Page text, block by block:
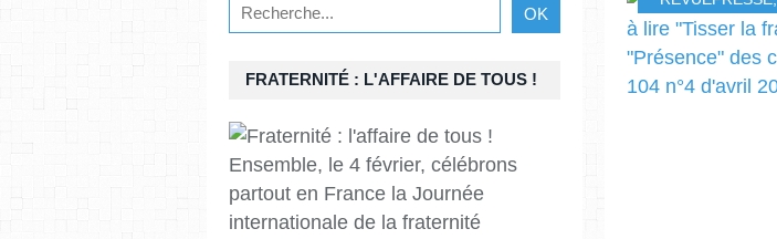
FRATERNITÉ : L'AFFAIRE DE TOUS !
Ensemble, le 4 février, célébrons
partout en France la Journée
internationale de la fraternité